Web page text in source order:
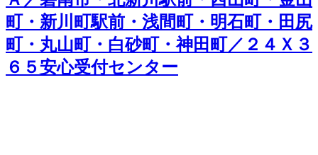
町・新川町駅前・浅間町・明石町・田尻
町・丸山町・白砂町・神田町／２４Ｘ３
６５安心受付センター